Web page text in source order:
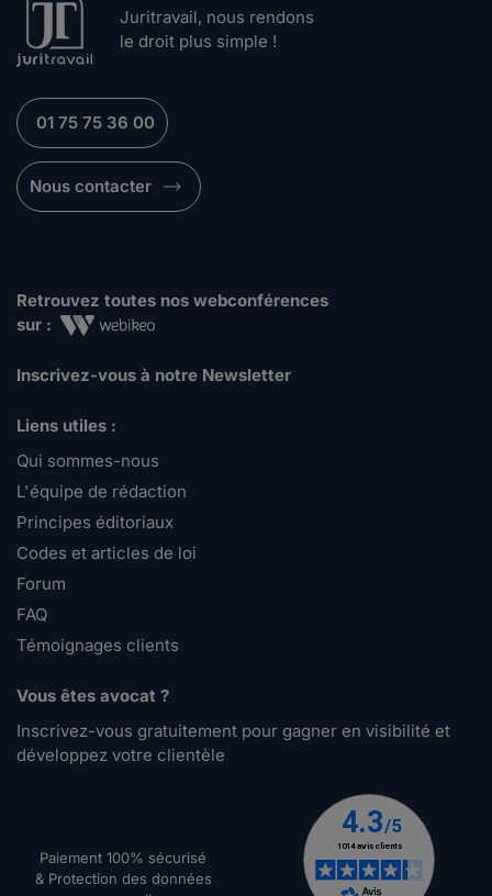
Juritravail, nous rendons
le droit plus simple !
01 75 75 36 00
Nous contacter
Retrouvez toutes nos webconférences
sur :
Inscrivez-vous à notre Newsletter
Liens utiles :
Qui sommes-nous
L'équipe de rédaction
Principes éditoriaux
Codes et articles de loi
Forum
FAQ
Témoignages clients
Vous êtes avocat ?
Inscrivez-vous gratuitement pour gagner en visibilité et
développez votre clientèle
Paiement 100% sécurisé
& Protection des données